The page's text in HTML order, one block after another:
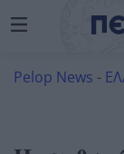
Pelop News -